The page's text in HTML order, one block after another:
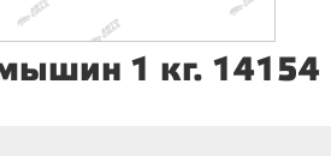
1 кг. 14154